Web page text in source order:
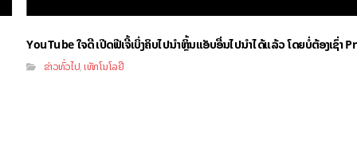
YouTube ໃຈດີ ເປີດຟີເຈີ້ເບິ່ງຄິບໄປນຳຫຼິ້ນແອັບອື່ນໄປນຳໄດ້ແລ້ວ ໂດຍບໍ່ຕ້ອງເຊົ່າ
ຂ່າວທົ່ວໄປ,ເທັກໂນໂລຢີ